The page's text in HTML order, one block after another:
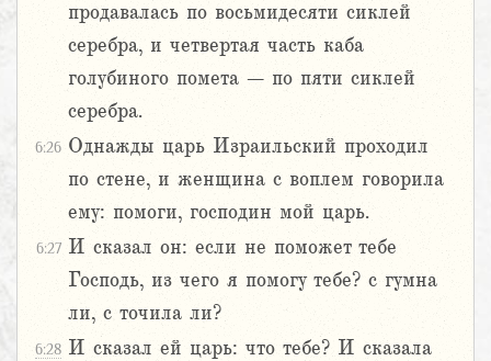
продавалась по восьмидесяти сиклей
серебра, и четвертая часть каба
голубиного помета – по пяти сиклей
серебра.
6:26 Однажды царь Израильский проходил
по стене, и женщина с воплем говорила
ему: помоги, господин мой царь.
6:27 И сказал он: если не поможет тебе
Господь, из чего я помогу тебе? с гумна
ли, с точила ли?
6:28 И сказал ей царь: что тебе? И сказала